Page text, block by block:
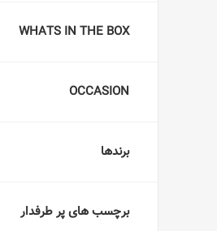
WHATS IN THE BOX
OCCASION
برندها
برچسب های پر طرفدار